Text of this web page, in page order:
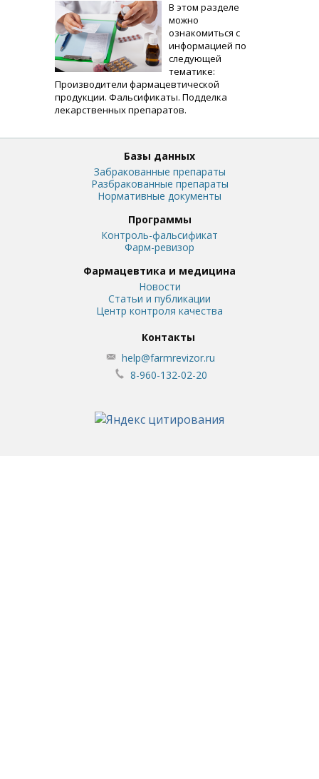
В этом разделе
можно
ознакомиться с
информацией по
следующей
тематике:
Производители фармацевтической
продукции. Фальсификаты. Подделка
лекарственных препаратов.
Базы данных
Забракованные препараты
Разбракованные препараты
Нормативные документы
Программы
Контроль-фальсификат
Фарм-ревизор
Фармацевтика и медицина
Новости
Статьи и публикации
Центр контроля качества
Контакты
help@farmrevizor.ru
8-960-132-02-20